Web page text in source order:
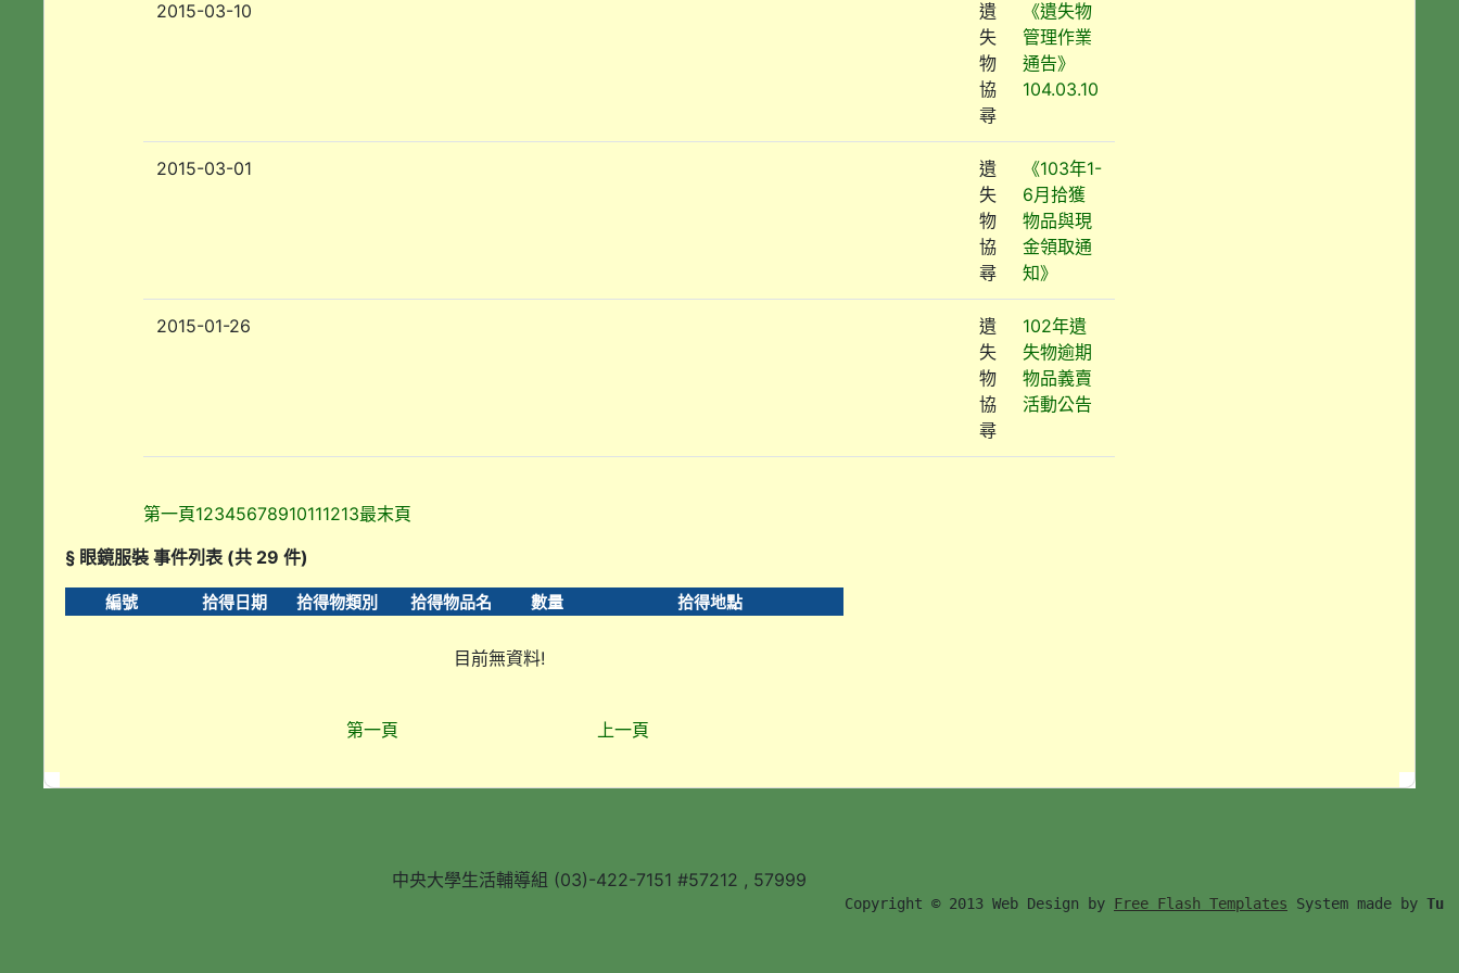
2015-03-10
遺
失
物
協
尋
《遺失物
管理作業
通告》
104.03.10
2015-03-01
遺
失
物
協
尋
《103年1-
6月拾獲
物品與現
金領取通
知》
2015-01-26
遺
失
物
協
尋
102年遺
失物逾期
物品義賣
活動公告
第一頁12345678910111213最末頁
§ 眼鏡服裝 事件列表 (共 29 件)
編號 拾得日期 拾得物類別 拾得物品名 數量 拾得地點
目前無資料!
第一頁 上一頁
中央大學生活輔導組 (03)-422-7151 #57212 , 57999
        Copyright © 2013 Web Design by
Free Flash Templates System made by Tu